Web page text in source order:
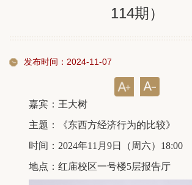
114期）
发布时间：2024-11-07
嘉宾：王大树
主题：《东西方经济行为的比较》
时间：2024年11月9日（周六）18:00
地点：红庙校区一号楼5层报告厅